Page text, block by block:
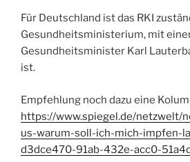
Für Deutschland ist das RKI
Gesundheitsministerium, mit
Gesundheitsminister Karl
ist.
Empfehlung noch dazu eine
https://www.spiegel.de/netzwelt/
us-warum-soll-ich-mich-impfen-
d3dce470-91ab-432e-acc0-